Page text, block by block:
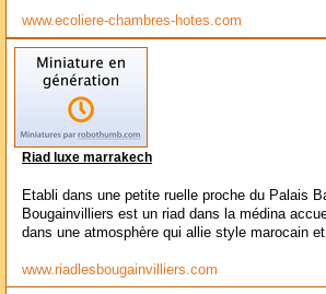
www.ecoliere-chambres-hotes.com
Riad luxe marrakech
Etabli dans une petite ruelle proche du Palais
Bougainvilliers est un riad dans la médina
dans une atmosphère qui allie style marocain
www.riadlesbougainvilliers.com